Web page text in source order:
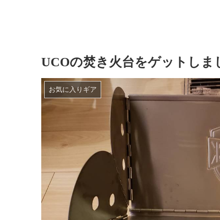
UCOの焚き火台をゲットしま
お気に入りギア